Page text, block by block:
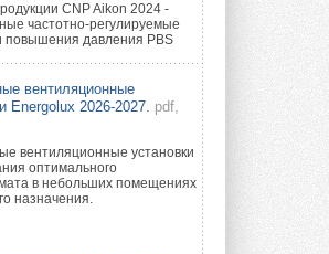
CNP Aikon 2024 -
частотно-регулируемые
повышения давления PBS
вентиляционные
Energolux 2026-2027. pdf,
вентиляционные установки
оптимального
в небольших помещениях
назначения.